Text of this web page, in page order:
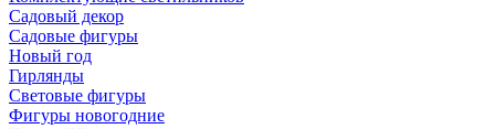
Садовый декор
Садовые фигуры
Новый год
Гирлянды
Световые фигуры
Фигуры новогодние